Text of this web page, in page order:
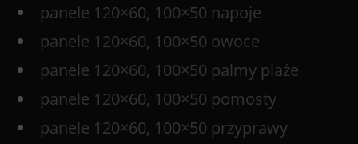
panele 120×60, 100×50 napoje
panele 120×60, 100×50 owoce
panele 120×60, 100×50 palmy plaże
panele 120×60, 100×50 pomosty
panele 120×60, 100×50 przyprawy